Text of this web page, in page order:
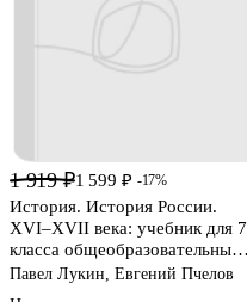
1 919 ₽1 599 ₽ -17%
История. История России.
XVI–XVII века: учебник для 7
класса общеобразовательных
организаций
Павел Лукин, Евгений Пчелов